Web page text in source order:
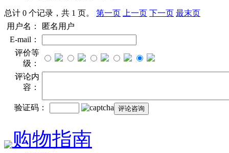
总计 0 个记录，共 1 页。 第一页 上一页 下一页 最末页
用户名：
匿名用户
E-mail：
评价等
级：
评论内
容：
验证码：
购物指南